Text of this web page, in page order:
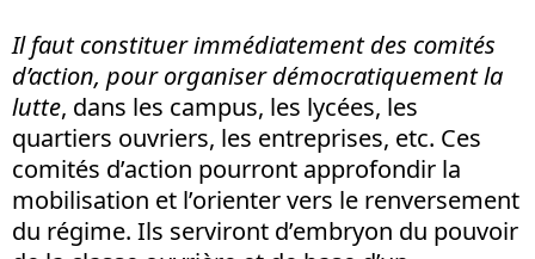
Il fautconstituerimmédiatement des comités
d’action, pour organiser démocratiquement la
lutte, dans les campus, les lycées, les
quartiers ouvriers, les entreprises, etc. Ces
comités d’action pourront approfondir la
mobilisation et l’orienter vers le renversement
du régime. Ils serviront d’embryon du pouvoir